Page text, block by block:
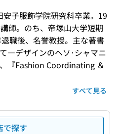
子服飾学院研究科卒業。19
師。のち、帝塚山大学短期
職後、名誉教授。主な著書
―デザインのヘソ･シャマニ
『Fashion Coordinating ＆
すべて見る
で探す